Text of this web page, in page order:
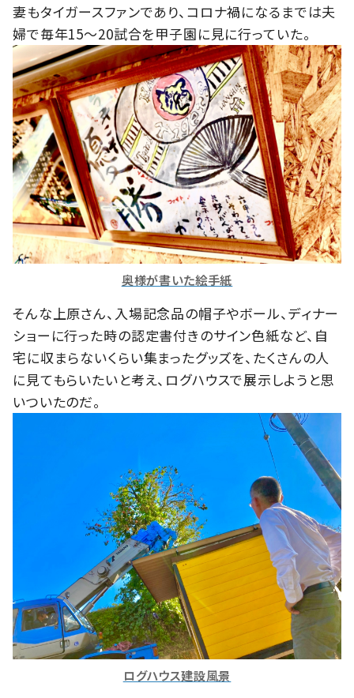
妻もタイガースファンであり、コロナ禍になるまでは夫
婦で毎年15～20試合を甲子園に見に行っていた。
奥様が書いた絵手紙
そんな上原さん、入場記念品の帽子やボール、ディナー
ショーに行った時の認定書付きのサイン色紙など、自
宅に収まらないくらい集まったグッズを、たくさんの人
に見てもらいたいと考え、ログハウスで展示しようと思
いついたのだ。
ログハウス建設風景